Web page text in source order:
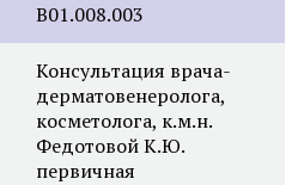
B01.008.003
Консультация врача-
дерматовенеролога,
косметолога, к.м.н.
Федотовой К.Ю.
первичная